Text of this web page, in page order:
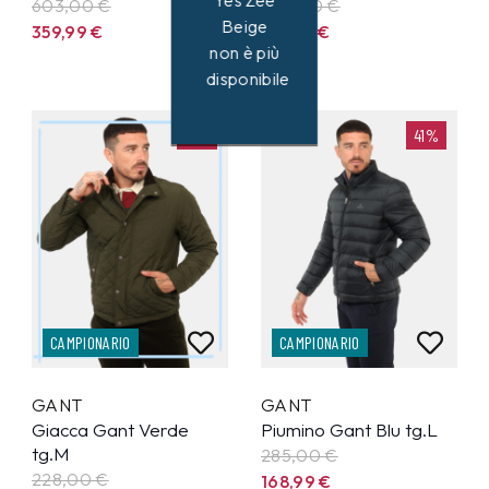
603,00 €
359,99€
250,00 €
147,99€
CAMPIONARIO
GANT
Giacca Gant Verde
tg.M
228,00 €
41%
CAMPIONARIO
GANT
Piumino Gant Blu tg.L
285,00 €
168,99€
Beige
non è più
disponibile